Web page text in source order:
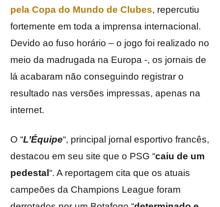
pela Copa do Mundo de Clubes, repercutiu
fortemente em toda a imprensa internacional.
Devido ao fuso horário – o jogo foi realizado no
meio da madrugada na Europa -, os jornais de
lá acabaram não conseguindo registrar o
resultado nas versões impressas, apenas na
internet.
O “L’Équipe“, principal jornal esportivo francês,
destacou em seu site que o PSG “caiu de um
pedestal “. A reportagem cita que os atuais
campeões da Champions League foram